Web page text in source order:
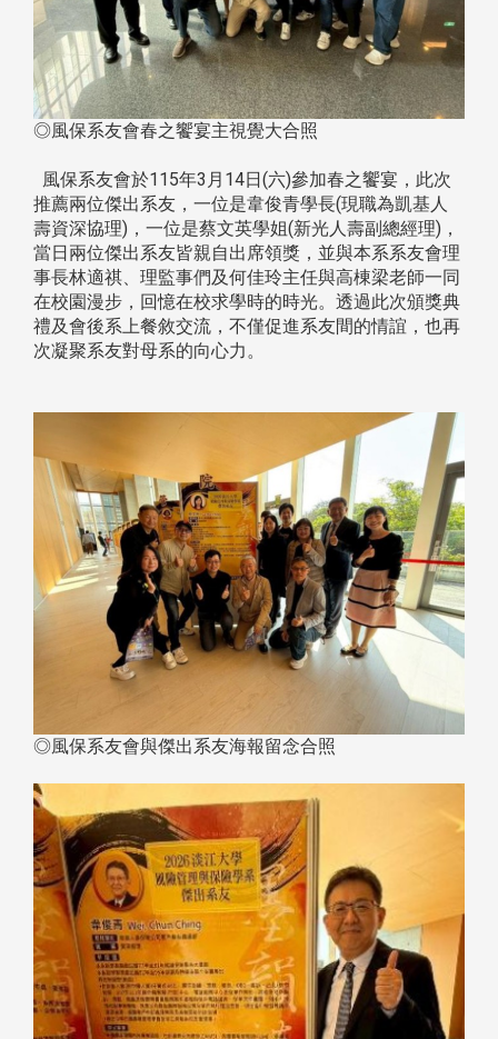
◎風保系友會春之饗宴主視覺大合照
風保系友會於115年3月14日(六)參加春之饗宴，此次
推薦兩位傑出系友，一位是韋俊青學長(現職為凱基人
壽資深協理)，一位是蔡文英學姐(新光人壽副總經理)，
當日兩位傑出系友皆親自出席領獎，並與本系系友會理
事長林適祺、理監事們及何佳玲主任與高棟梁老師一同
在校園漫步，回憶在校求學時的時光。透過此次頒獎典
禮及會後系上餐敘交流，不僅促進系友間的情誼，也再
次凝聚系友對母系的向心力。
◎風保系友會與傑出系友海報留念合照